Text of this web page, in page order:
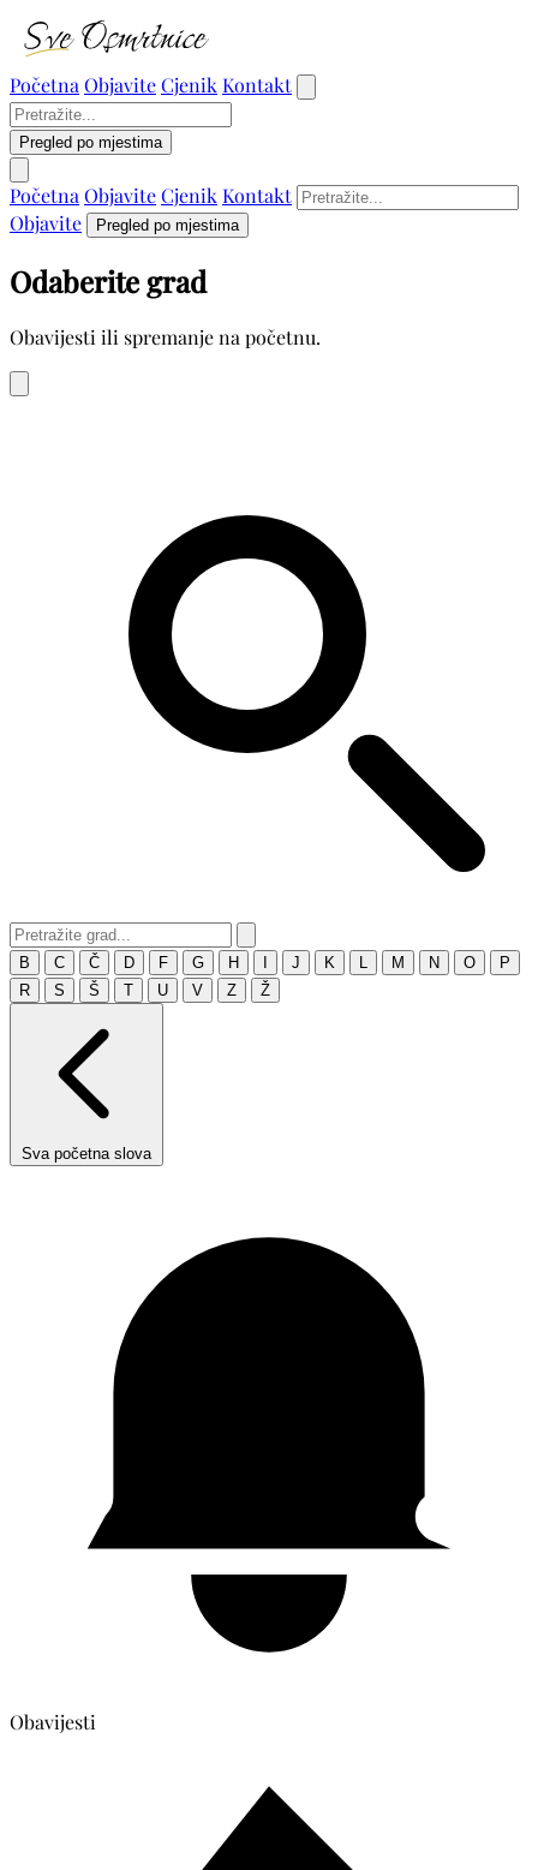
Početna ObjaviteCjenik Kontakt
Pregled po mjestima
Početna ObjaviteCjenik Kontakt
Objavite
Pregled po mjestima
Odaberite grad
Obavijesti ili spremanje na početnu.
B C Č D F G H J K M N O
P
R
S Š T U V Z Ž
Sva početna slova
Obavijesti